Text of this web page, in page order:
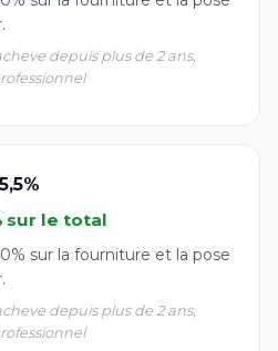
depuis plus de 2 ans,
sur le total
sur la fourniture et la pose
depuis plus de 2 ans,